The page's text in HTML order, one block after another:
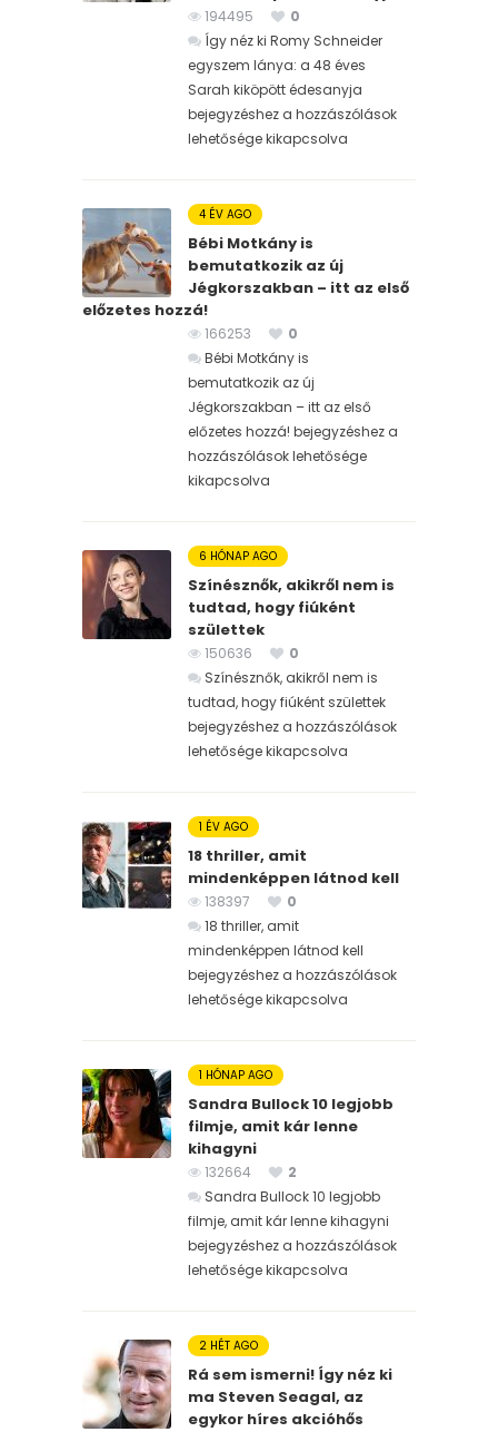
194495
0
Így néz ki Romy Schneider
egyszem lánya: a 48 éves
Sarah kiköpött édesanyja
bejegyzéshez a hozzászólások
lehetősége kikapcsolva
4 ÉV AGO
Bébi Motkány is
bemutatkozik az új
Jégkorszakban – itt az első
előzetes hozzá!
166253
0
Bébi Motkány is
bemutatkozik az új
Jégkorszakban – itt az első
előzetes hozzá! bejegyzéshez a
hozzászólások lehetősége
kikapcsolva
6 HÓNAP AGO
Színésznők, akikről nem is
tudtad, hogy fiúként
születtek
150636
0
Színésznők, akikről nem is
tudtad, hogy fiúként születtek
bejegyzéshez a hozzászólások
lehetősége kikapcsolva
1 ÉV AGO
18 thriller, amit
mindenképpen látnod kell
138397
0
18 thriller, amit
mindenképpen látnod kell
bejegyzéshez a hozzászólások
lehetősége kikapcsolva
1 HÓNAP AGO
Sandra Bullock 10 legjobb
filmje, amit kár lenne
kihagyni
132664
2
Sandra Bullock 10 legjobb
filmje, amit kár lenne kihagyni
bejegyzéshez a hozzászólások
lehetősége kikapcsolva
2 HÉT AGO
Rá sem ismerni! Így néz ki
ma Steven Seagal, az
egykor híres akcióhős